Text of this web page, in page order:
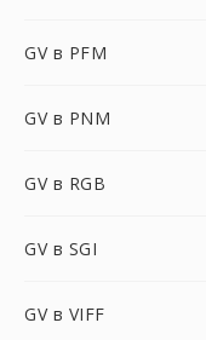
GV в PFM
GV в PNM
GV в RGB
GV в SGI
GV в VIFF